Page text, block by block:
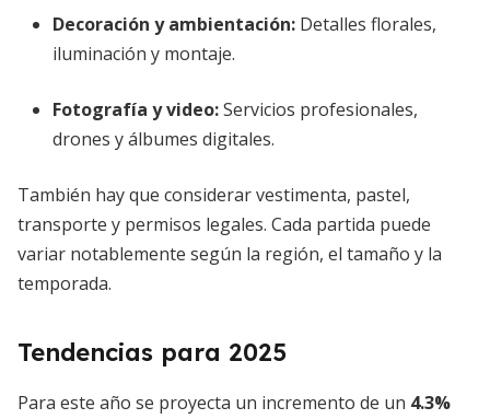
Decoración y ambientación: Detalles florales,
iluminación y montaje.
Fotografía y video:Servicios profesionales,
drones y álbumes digitales.
También hay que considerar vestimenta, pastel,
transporte y permisos legales. Cada partida puede
variar notablemente según la región, el tamaño y la
temporada.
Tendencias para 2025
Para este año se proyecta un incremento de un 4.3%